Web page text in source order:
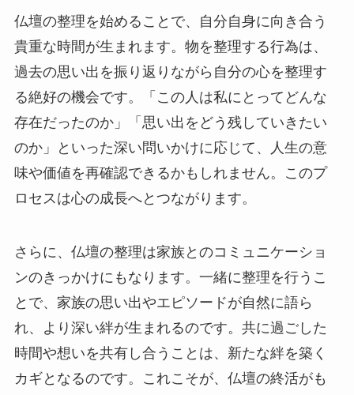
仏壇の整理を始めることで、自分自身に向き合う
貴重な時間が生まれます。物を整理する行為は、
過去の思い出を振り返りながら自分の心を整理す
る絶好の機会です。「この人は私にとってどんな
存在だったのか」「思い出をどう残していきたい
のか」といった深い問いかけに応じて、人生の意
味や価値を再確認できるかもしれません。このプ
ロセスは心の成長へとつながります。
さらに、仏壇の整理は家族とのコミュニケーショ
ンのきっかけにもなります。一緒に整理を行うこ
とで、家族の思い出やエピソードが自然に語ら
れ、より深い絆が生まれるのです。共に過ごした
時間や想いを共有し合うことは、新たな絆を築く
カギとなるのです。これこそが、仏壇の終活がも